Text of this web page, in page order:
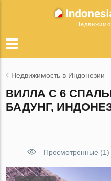
Недвижимость в Индонезии
ВИЛЛА С 6
БАДУНГ,
Просмотренные (1)